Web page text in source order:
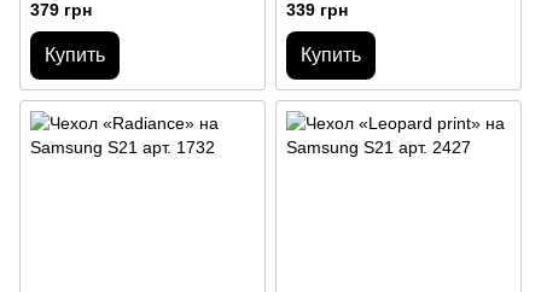
379 грн
Купить
339 грн
Купить